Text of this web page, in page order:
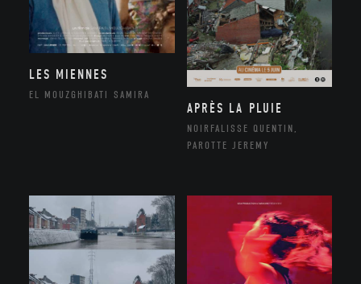
LES MIENNES
EL MOUZGHIBATI SAMIRA
APRÈS LA PLUIE
NOIRFALISSE QUENTIN,
PAROTTE JEREMY